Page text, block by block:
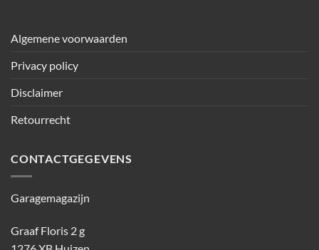
Algemene voorwaarden
Privacy policy
Disclaimer
Retourrecht
CONTACTGEGEVENS
Garagemagazijn
Graaf Floris 2 g